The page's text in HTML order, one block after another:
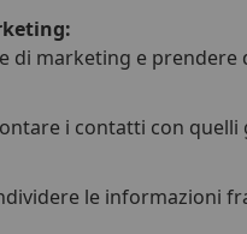
di marketing e
i contatti con quelli
le informazioni